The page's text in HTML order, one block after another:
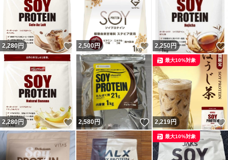
2,280円 いいね！
2,500円 いいね！
2,250円
2,280円 いいね！
2,580円 いいね！
2,219円
最大10%対象
最大10%対象